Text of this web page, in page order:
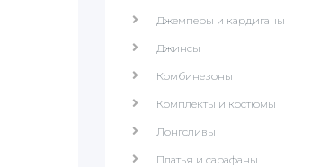
Джемперы и кардиганы
Джинсы
Комбинезоны
Комплекты и костюмы
Лонгсливы
Платья и сарафаны